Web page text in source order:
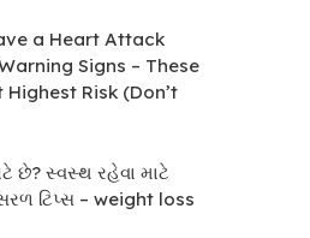
a Heart Attack
Signs – These
Risk (Don’t
છે? સ્વસ્થ રહેવા માટે
ટિપ્સ – weight loss